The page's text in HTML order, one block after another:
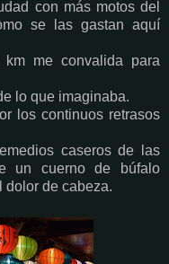
con más motos del
se las gastan aquí
me convalida para
lo que imaginaba.
los continuos retrasos
caseros de las
un cuerno de búfalo
dolor de cabeza.